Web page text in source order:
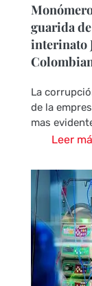
guarida
interinato
La
de la
mas
Leer